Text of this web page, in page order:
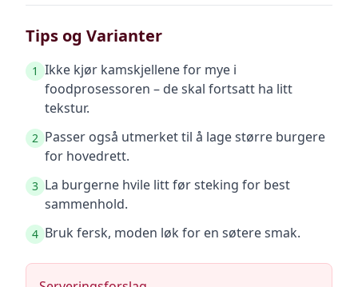
Tips og Varianter
1 Ikke kjør kamskjellene for mye i
foodprosessoren – de skal fortsatt ha litt
tekstur.
2 Passer også utmerket til å lage større burgere
for hovedrett.
3 La burgerne hvile litt før steking for best
sammenhold.
4 Bruk fersk, moden løk for en søtere smak.